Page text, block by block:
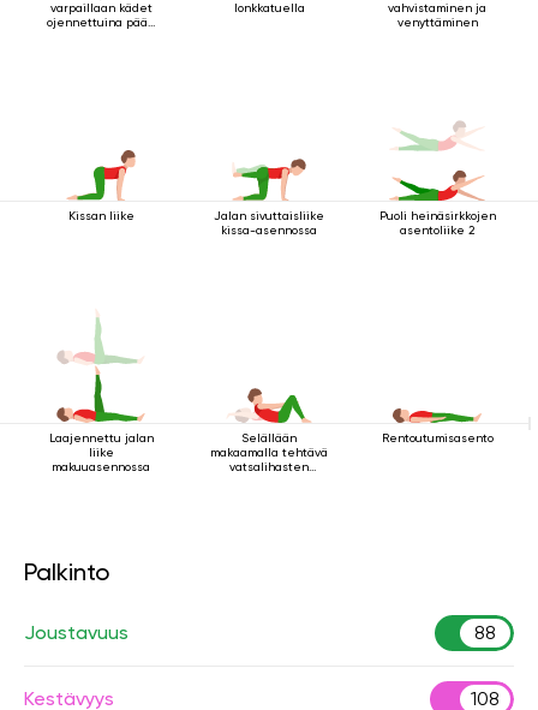
varpaillaan kädet
ojennettuina pään
lonkkatuella
vahvistaminen ja
venyttäminen
Kissan liike
Jalan sivuttaisliike
kissa-asennossa
Puoli heinäsirkkojen
asentoliike 2
Laajennettu jalan
liike
makuuasennossa
Selällään
makaamalla tehtävä
vatsalihasten
Rentoutumisasento
Palkinto
Joustavuus 88
Kestävyys 108